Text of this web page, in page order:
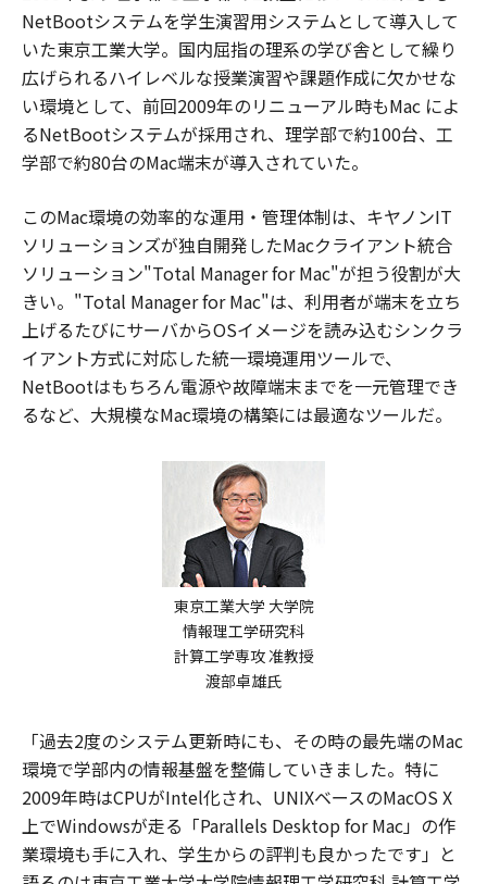
NetBootシステムを学生演習用システムとして導入して
いた東京工業大学。国内屈指の理系の学び舎として繰り
広げられるハイレベルな授業演習や課題作成に欠かせな
い環境として、前回2009年のリニューアル時もMac によ
るNetBootシステムが採用され、理学部で約100台、工
学部で約80台のMac端末が導入されていた。
このMac環境の効率的な運用・管理体制は、キヤノンIT
ソリューションズが独自開発したMacクライアント統合
ソリューション"Total Manager for Mac"が担う役割が大
きい。"Total Manager for Mac"は、利用者が端末を立ち
上げるたびにサーバからOSイメージを読み込むシンクラ
イアント方式に対応した統一環境運用ツールで、
NetBootはもちろん電源や故障端末までを一元管理でき
るなど、大規模なMac環境の構築には最適なツールだ。
東京工業大学 大学院
情報理工学研究科
計算工学専攻 准教授
渡部卓雄氏
「過去2度のシステム更新時にも、その時の最先端のMac
環境で学部内の情報基盤を整備していきました。特に
2009年時はCPUがIntel化され、UNIXベースのMacOS X
上でWindowsが走る「Parallels Desktop for Mac」の作
業環境も手に入れ、学生からの評判も良かったです」と